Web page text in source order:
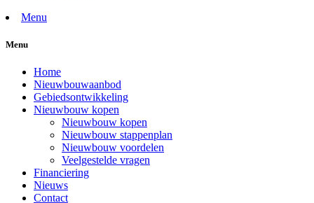
Menu
Menu
Home
Nieuwbouwaanbod
Gebiedsontwikkeling
Nieuwbouw kopen
Nieuwbouw kopen
Nieuwbouw stappenplan
Nieuwbouw voordelen
Veelgestelde vragen
Financiering
Nieuws
Contact